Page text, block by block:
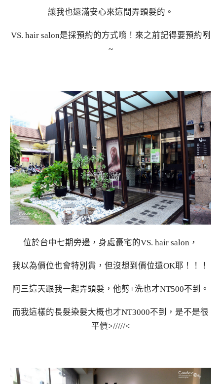
讓我也還滿安心來這間弄頭髮的。
VS. hair salon是採預約的方式唷！來之前記得要預約咧
~
位於台中七期旁邊，身處豪宅的VS. hair salon，
我以為價位也會特別貴，但沒想到價位還OK耶！！！
阿三這天跟我一起弄頭髮，他剪+洗也才NT500不到。
而我這樣的長髮染髮大概也才NT3000不到，是不是很
平價>/////<